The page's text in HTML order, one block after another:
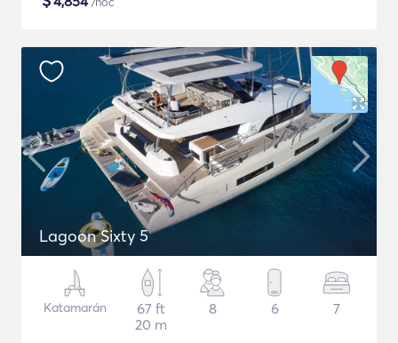
Lagoon Sixty 5
Katamarán
67 ft
20 m
8 6 7